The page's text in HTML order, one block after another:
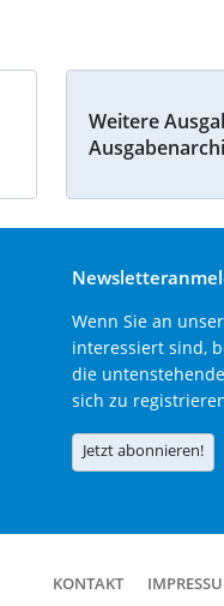
Weitere
Wenn Sie an
interessiert sind,
die
sich zu
Jetzt abonnieren!
KONTAKT